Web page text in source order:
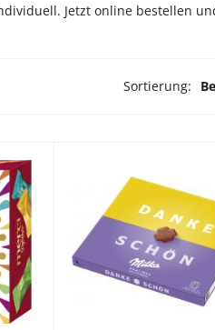
Jetzt online bestellen
Sortierung: